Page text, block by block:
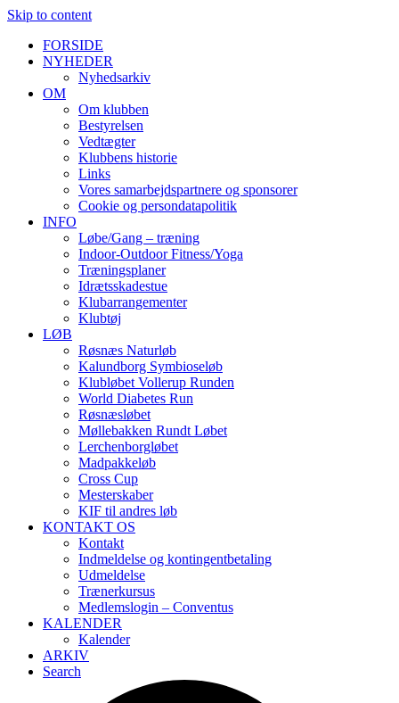
Skip to content
FORSIDE
NYHEDER
Nyhedsarkiv
OM
Om klubben
Bestyrelsen
Vedtægter
Klubbens historie
Links
Vores samarbejdspartnere og sponsorer
Cookie og persondatapolitik
INFO
Løbe/Gang – træning
Indoor-Outdoor Fitness/Yoga
Træningsplaner
Idrætsskadestue
Klubarrangementer
Klubtøj
LØB
Røsnæs Naturløb
Kalundborg Symbioseløb
Klubløbet Vollerup Runden
World Diabetes Run
Røsnæsløbet
Møllebakken Rundt Løbet
Lerchenborgløbet
Madpakkeløb
Cross Cup
Mesterskaber
KIF til andres løb
KONTAKT OS
Kontakt
Indmeldelse og kontingentbetaling
Udmeldelse
Trænerkursus
Medlemslogin – Conventus
KALENDER
Kalender
ARKIV
Search